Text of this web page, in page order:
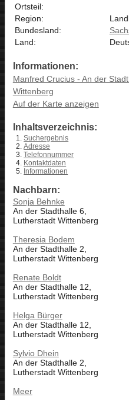
Ortsteil:
Region:
Bundesland:
Land:
Informationen:
Manfred Crucius - An der
Wittenberg
Auf der Karte anzeigen
Inhaltsverzeichnis:
Suchergebnis
Adresse
Telefonnummer
Kontaktdaten
Informationen
Nachbarn:
Sonja Behnke
An der Stadthalle 6,
Lutherstadt Wittenberg
Theresia Bodem
An der Stadthalle 2,
Lutherstadt Wittenberg
Renate Boldt
An der Stadthalle 12,
Lutherstadt Wittenberg
Helga Bürger
An der Stadthalle 12,
Lutherstadt Wittenberg
Sylvio Dhein
An der Stadthalle 2,
Lutherstadt Wittenberg
Meer